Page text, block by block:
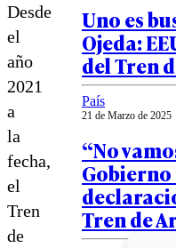
Desde
el
año
2021
a
la
fecha,
el
Tren
de
Uno es
Ojeda:
del Tren
País
21 de Marzo de 2025
“No
Tren de